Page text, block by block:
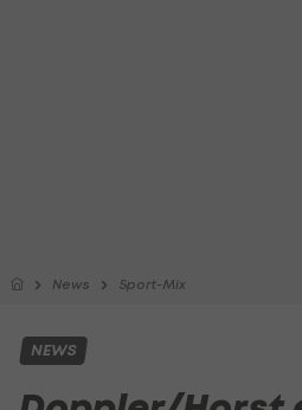
News Sport-Mix
NEWS